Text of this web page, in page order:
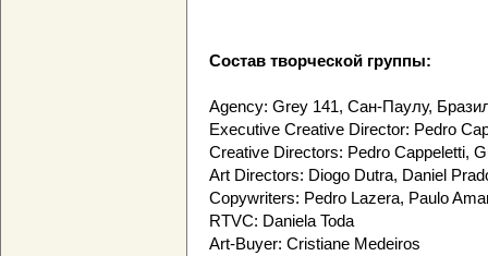
Состав творческой группы:
Agency: Grey 141, Сан-Паулу,
Executive Creative Director: Pedro
Creative Directors: Pedro Cappeletti,
Art Directors: Diogo Dutra, Daniel
Copywriters: Pedro Lazera, Paulo
RTVC: Daniela Toda
Art-Buyer: Cristiane Medeiros